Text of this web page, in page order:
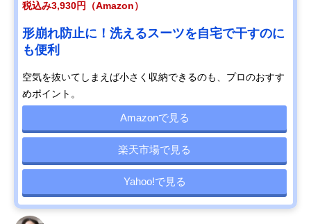
税込み3,930円（Amazon）
形崩れ防止に！洗えるスーツを自宅で干すのに
も便利
空気を抜いてしまえば小さく収納できるのも、プロのおすす
めポイント。
Amazonで見る
楽天市場で見る
Yahoo!で見る